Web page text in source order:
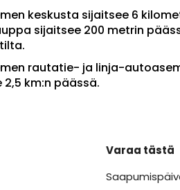
keskusta sijaitsee 6
sijaitsee 200 metrin
rautatie- ja linja-
2,5 km:n päässä.
Varaa tästä